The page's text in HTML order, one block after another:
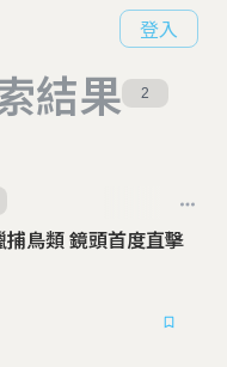
登入
結果 2
鳥類 鏡頭首度直擊